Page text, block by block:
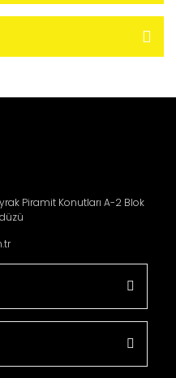
Piramit Konutları A-2 Blok